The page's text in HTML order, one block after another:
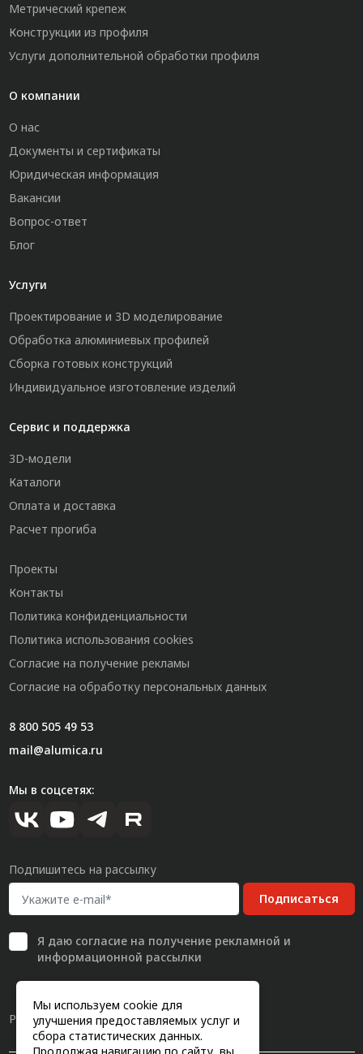
Мы используем cookie для
улучшения предоставляемых услуг и
сбора статистических данных.
Метрический крепеж
Конструкции из профиля
Услуги дополнительной обработки профиля
О компании
О нас
Документы и сертификаты
Юридическая информация
Вакансии
Вопрос-ответ
Блог
Услуги
Проектирование и 3D моделирование
Обработка алюминиевых профилей
Сборка готовых конструкций
Индивидуальное изготовление изделий
Сервис и поддержка
3D-модели
Каталоги
Оплата и доставка
Расчет прогиба
Проекты
Контакты
Политика конфиденциальности
Политика использования cookies
Согласие на получение рекламы
Согласие на обработку персональных данных
8 800 505 49 53
mail@alumica.ru
Мы в соцсетях:
Подпишитесь на рассылку
Подписаться
Я даю согласиена получение рекламной и
информационной рассылки
Разработка сайта